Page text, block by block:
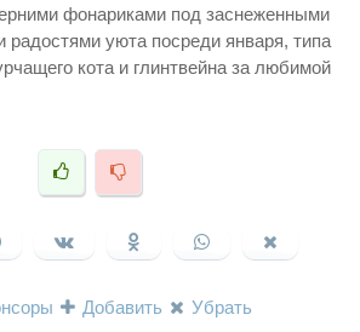
фонариками под заснеженными
уюта посреди января, типа
кота и глинтвейна за любимой
Добавить Убрать